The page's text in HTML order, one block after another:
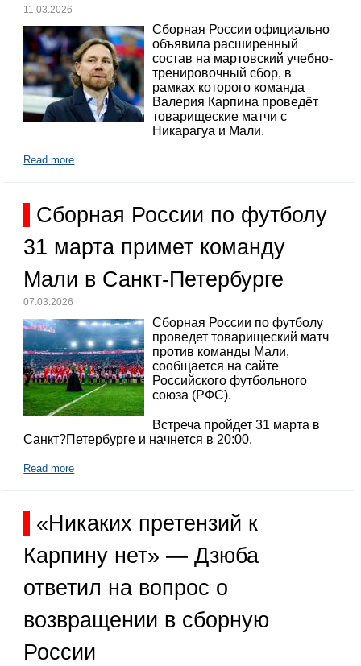
11.03.2026
Сборная России официально
объявила расширенный
состав на мартовский учебно-
тренировочный сбор, в
рамках которого команда
Валерия Карпина проведёт
товарищеские матчи с
Никарагуа и Мали.
Read more
Сборная России по футболу
31 марта примет команду
Мали в Санкт-Петербурге
07.03.2026
Сборная России по футболу
проведет товарищеский матч
против команды Мали,
сообщается на сайте
Российского футбольного
союза (РФС).
Встреча пройдет 31 марта в
Санкт?Петербурге и начнется в 20:00.
Read more
«Никаких претензий к
Карпину нет» — Дзюба
ответил на вопрос о
возвращении в сборную
России